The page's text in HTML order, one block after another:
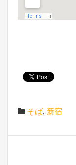
そば, 新宿